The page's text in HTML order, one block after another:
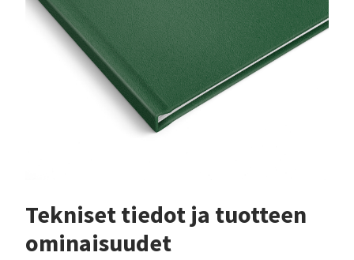
Tekniset tiedot ja tuotteen
ominaisuudet